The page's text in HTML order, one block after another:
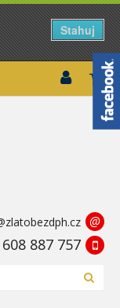
Stahuj
@
887 757